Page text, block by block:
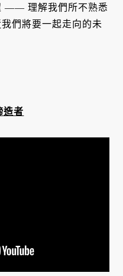
—— 理解我們所不熟悉
們將要一起走向的未
造者